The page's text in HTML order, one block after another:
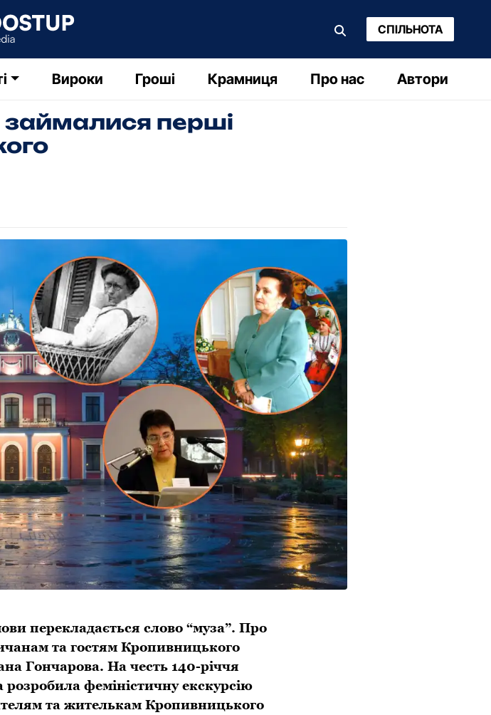
СПІЛЬНОТА
Вироки Гроші Крамниця Про нас Автори
займалися перші
перекладається слово “муза”. Про
та гостям Кропивницького
Гончарова. На честь 140-річчя
розробила феміністичну екскурсію
та жителькам Кропивницького